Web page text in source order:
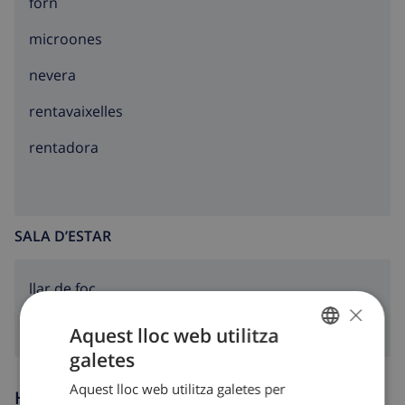
microones
nevera
rentavaixelles
rentadora
SALA D’ESTAR
llar de foc
Hores d’arribada i sortida DUTCH
×
Aquest lloc web utilitza
galetes
Aquest lloc web utilitza galetes per